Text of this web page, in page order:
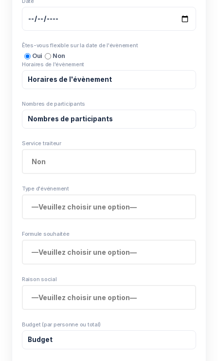
Êtes-vous flexible sur la date de l'évènement
Oui Non
Horaires de l'évènement
Nombres de participants
Service traiteur
Type d'événement
Formule souhaitée
Raison social
Budget (par personne ou total)